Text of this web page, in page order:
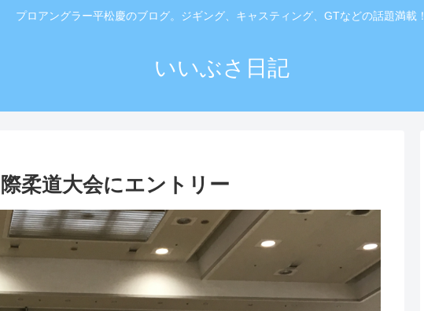
プロアングラー平松慶のブログ。ジギング、キャスティング、GTなどの話題満載！
いいぶさ日記
柔道大会にエントリー